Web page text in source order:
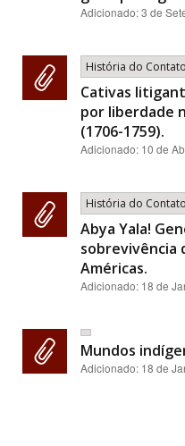
Adicionado:3 de
História do Contato
Cativas
por liberdade
(1706-1759).
Adicionado: 10 de
História do Contato
Abya Yala!
sobrevivência
Américas.
Adicionado: 18 de
Mundos
Adicionado: 18 de